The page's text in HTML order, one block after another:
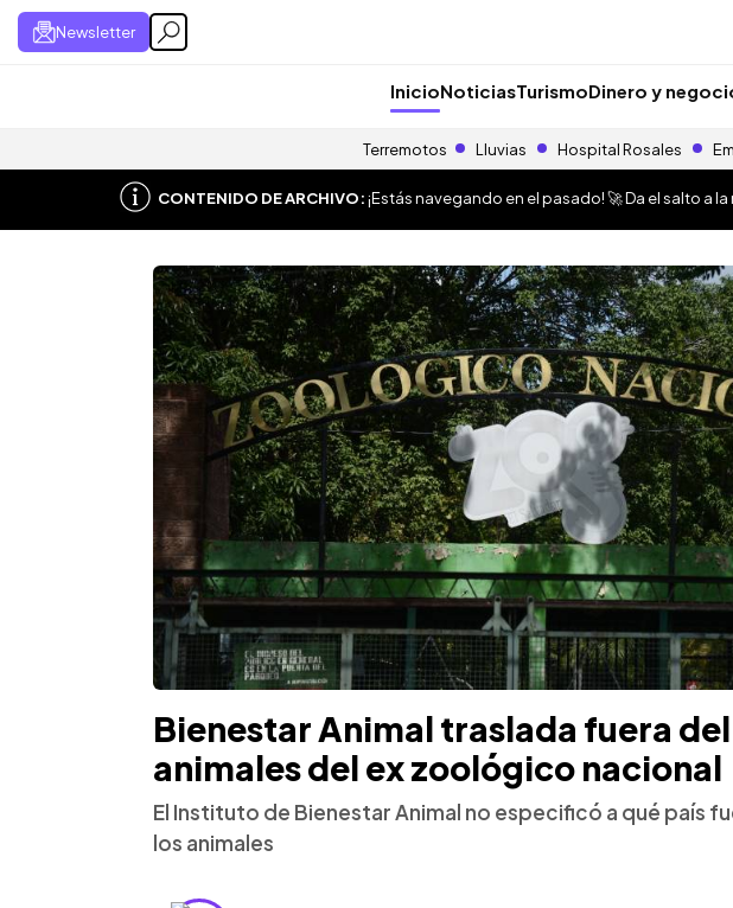
Newsletter
InicioNoticiasTurismoDinero y
Terremotos Lluvias Hospital Rosales
CONTENIDO DE ARCHIVO:¡Estás navegando en el pasado! 🚀 Da el salto a
Bienestar Animal traslada fuera del
animales del ex zoológico nacional
El Instituto de Bienestar Animal no especificó a qué país
los animales